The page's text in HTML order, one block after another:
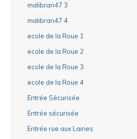
malibran47 3
malibran47 4
ecole de la Roue 1
ecole de la Roue 2
ecole de la Roue 3
ecole de la Roue 4
Entrée Sécurisée
Entrée sécurisée
Entrée rue aux Laines